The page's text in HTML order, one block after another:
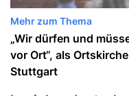
Mehr zum Thema
„Wir dürfen und
vor Ort“, als
Stuttgart